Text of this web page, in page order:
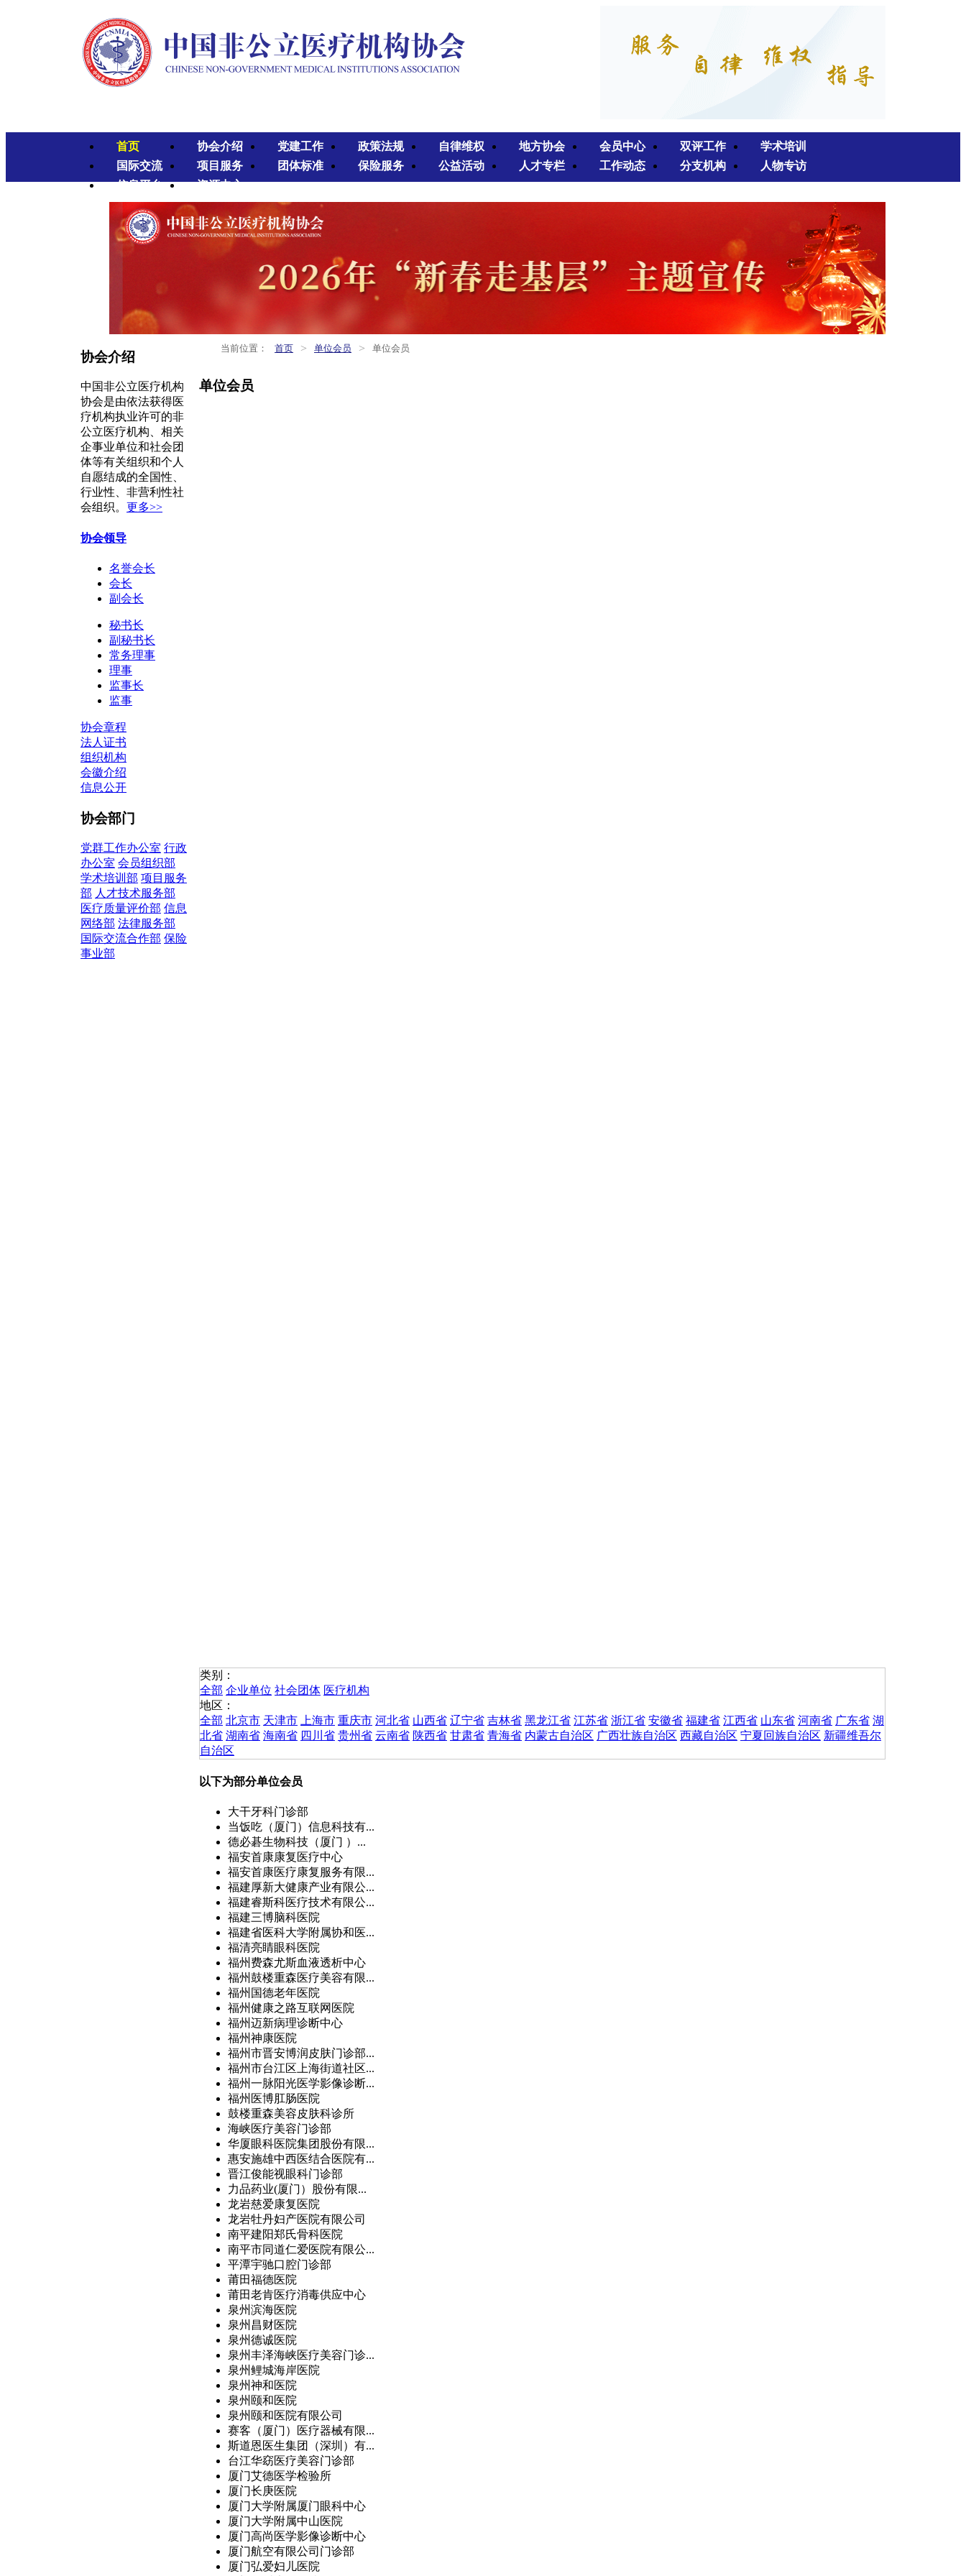
首页 协会介绍 党建工作 政策法规 自律维权 地方协会 会员中心 双评工作
学术培训
国际交流
项目服务 团体标准 保险服务 公益活动 人才专栏 工作动态 分支机构
人物专访
信息平台
资源中心
协会介绍
中国非公立医疗机构
协会是由依法获得医
疗机构执业许可的非
公立医疗机构、相关
企事业单位和社会团
体等有关组织和个人
自愿结成的全国性、
行业性、非营利性社
会组织。 更多>>
协会领导
名誉会长
会长
副会长
秘书长
副秘书长
常务理事
理事
监事长
监事
协会章程
法人证书
组织机构
会徽介绍
信息公开
协会部门
党群工作办公室 行政
办公室 会员组织部
学术培训部 项目服务
部 人才技术服务部
医疗质量评价部 信息
网络部 法律服务部
国际交流合作部 保险
事业部
当前位置： 首页 > 单位会员 > 单位会员
单位会员
类别：
全部 企业单位 社会团体 医疗机构
地区：
全部 北京市 天津市 上海市 重庆市 河北省 山西省 辽宁省 吉林省 黑龙江省 江苏省 浙江省 安徽省 福建省 江西省 山东省 河南省 广东省 湖
北省 湖南省 海南省 四川省 贵州省 云南省 陕西省 甘肃省 青海省 内蒙古自治区 广西壮族自治区 西藏自治区 宁夏回族自治区 新疆维吾尔
自治区
以下为部分单位会员
大干牙科门诊部
当饭吃（厦门）信息科技有...
德必碁生物科技（厦门 ）...
福安首康康复医疗中心
福安首康医疗康复服务有限...
福建厚新大健康产业有限公...
福建睿斯科医疗技术有限公...
福建三博脑科医院
福建省医科大学附属协和医...
福清亮睛眼科医院
福州费森尤斯血液透析中心
福州鼓楼重森医疗美容有限...
福州国德老年医院
福州健康之路互联网医院
福州迈新病理诊断中心
福州神康医院
福州市晋安博润皮肤门诊部...
福州市台江区上海街道社区...
福州一脉阳光医学影像诊断...
福州医博肛肠医院
鼓楼重森美容皮肤科诊所
海峡医疗美容门诊部
华厦眼科医院集团股份有限...
惠安施雄中西医结合医院有...
晋江俊能视眼科门诊部
力品药业(厦门）股份有限...
龙岩慈爱康复医院
龙岩牡丹妇产医院有限公司
南平建阳郑氏骨科医院
南平市同道仁爱医院有限公...
平潭宇驰口腔门诊部
莆田福德医院
莆田老肯医疗消毒供应中心
泉州滨海医院
泉州昌财医院
泉州德诚医院
泉州丰泽海峡医疗美容门诊...
泉州鲤城海岸医院
泉州神和医院
泉州颐和医院
泉州颐和医院有限公司
赛客（厦门）医疗器械有限...
斯道恩医生集团（深圳）有...
台江华窈医疗美容门诊部
厦门艾德医学检验所
厦门长庚医院
厦门大学附属厦门眼科中心
厦门大学附属中山医院
厦门高尚医学影像诊断中心
厦门航空有限公司门诊部
厦门弘爱妇儿医院